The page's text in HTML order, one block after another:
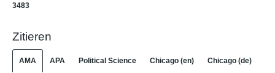
3483
Zitieren
AMA APA Political Science Chicago (en) Chicago (de)